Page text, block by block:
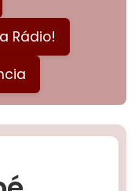
Rádio!